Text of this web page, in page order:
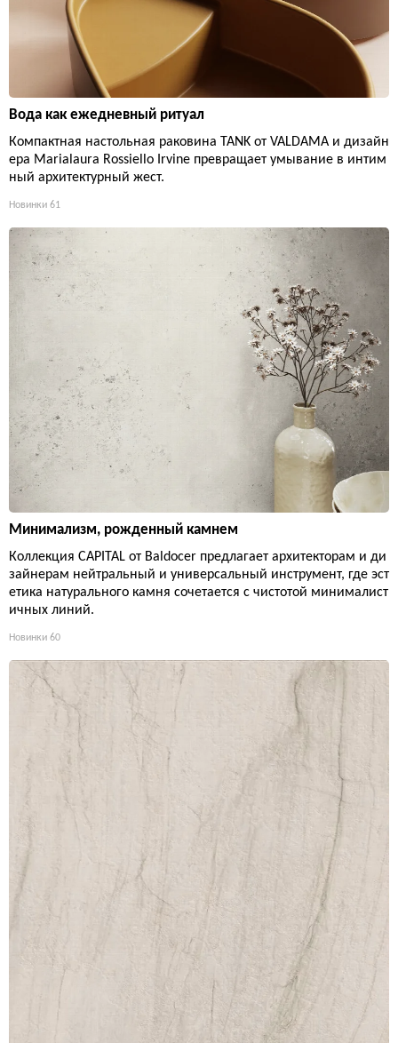
Вода как ежедневный ритуал
Компактная настольная раковина TANK от VALDAMA и дизайн
ера Marialaura Rossiello Irvine превращает умывание в интим
ный архитектурный жест.
Новинки 61
Минимализм, рожденный камнем
Коллекция CAPITAL от Baldocer предлагает архитекторам и ди
зайнерам нейтральный и универсальный инструмент, где эст
етика натурального камня сочетается с чистотой минималист
ичных линий.
Новинки 60